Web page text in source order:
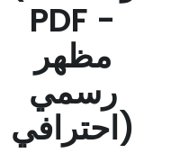
PDF -
مظهر
رسمي
احترافي)